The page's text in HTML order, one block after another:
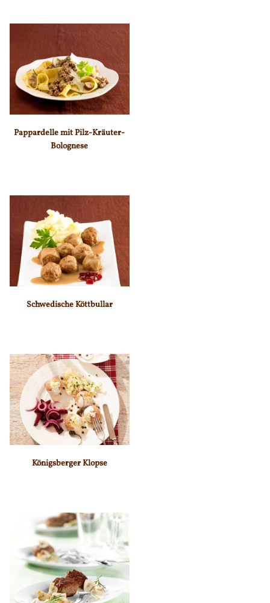
Pappardelle mit Pilz-Kräuter-
Bolognese
Schwedische Köttbullar
Königsberger Klopse